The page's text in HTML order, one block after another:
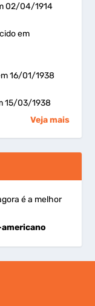
02/04/1914
em
16/01/1938
15/03/1938
Veja mais
é a melhor